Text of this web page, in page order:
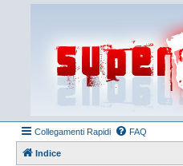
Collegamenti Rapidi FAQ
Indice